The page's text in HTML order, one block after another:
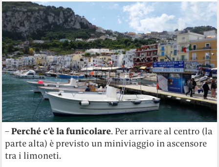
–Perché c’è la funicolare. Per arrivare al centro (la
parte alta) è previsto un miniviaggio in ascensore
tra i limoneti.